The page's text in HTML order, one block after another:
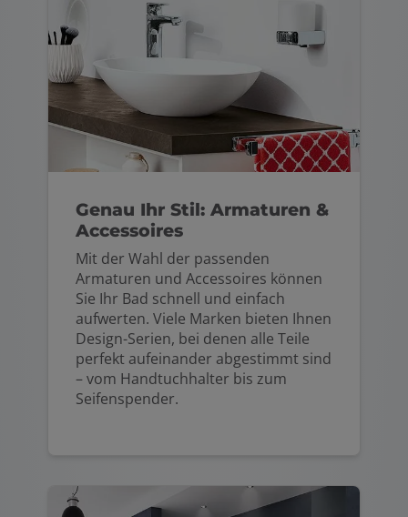
Genau Ihr Stil: Armaturen &
Accessoires
Mit der Wahl der passenden
Armaturen und Accessoires können
Sie Ihr Bad schnell und einfach
aufwerten. Viele Marken bieten Ihnen
Design-Serien, bei denen alle Teile
perfekt aufeinander abgestimmt sind
– vom Handtuchhalter bis zum
Seifenspender.